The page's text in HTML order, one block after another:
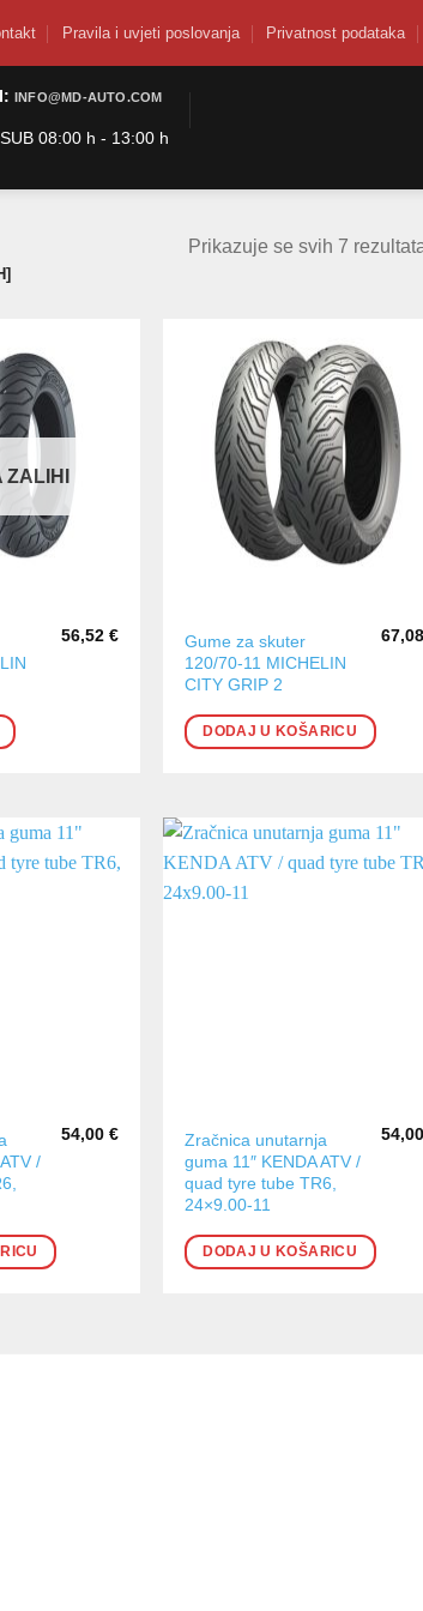
Pravila i uvjeti poslovanja Privatnost podataka
INFO@MD-AUTO.COM
08:00 h - 13:00 h
Prikazuje se svih 7
ZALIHI
56,52€
Gume za skuter
120/70-11 MICHELIN
CITY GRIP 2
DODAJ U KOŠARICU
/
54,00€
Zračnica unutarnja
guma 11″ KENDA ATV /
quad tyre tube TR6,
24×9.00-11
DODAJ U KOŠARICU